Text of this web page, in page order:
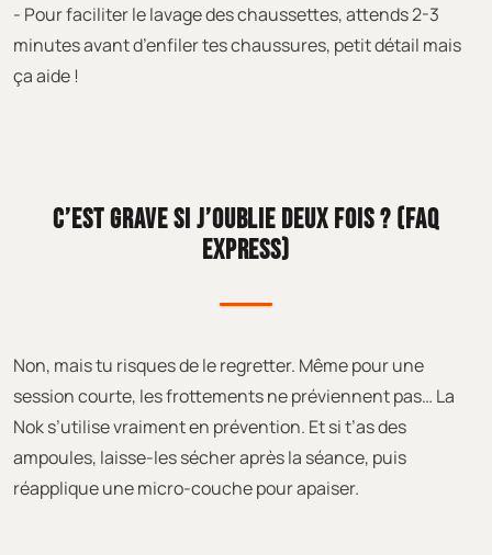
- Pour faciliter le lavage des chaussettes, attends 2-3
minutes avant d’enfiler tes chaussures, petit détail mais
ça aide !
C’EST GRAVE SI J’OUBLIE DEUX FOIS ? (FAQ
EXPRESS)
Non, mais tu risques de le regretter. Même pour une
session courte, les frottements ne préviennent pas… La
Nok s’utilise vraiment en prévention. Et si t’as des
ampoules, laisse-les sécher après la séance, puis
réapplique une micro-couche pour apaiser.